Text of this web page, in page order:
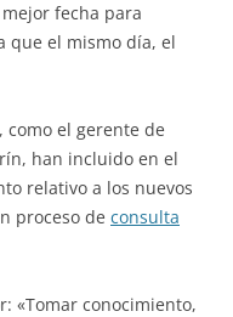
fecha para
que el mismo día, el
como el gerente de
han incluido en el
relativo a los nuevos
proceso de consulta
«Tomar conocimiento,